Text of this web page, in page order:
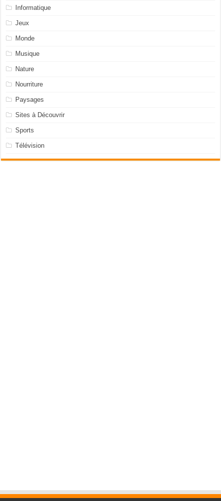
Informatique
Jeux
Monde
Musique
Nature
Nourriture
Paysages
Sites à Découvrir
Sports
Télévision